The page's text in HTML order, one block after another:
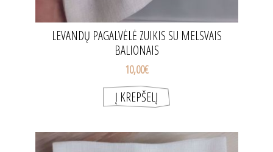
LEVANDŲ PAGALVĖLĖ ZUIKIS SU MELSVAIS
BALIONAIS
10,00€